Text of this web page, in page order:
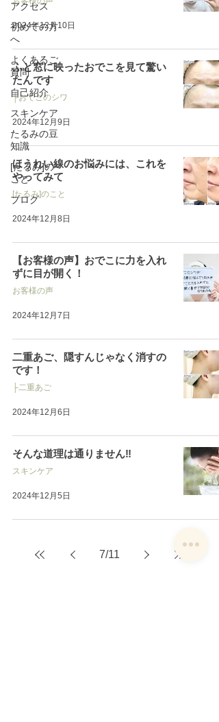
アクセス
初めての方
へ
よくあるご
質問
自己紹介
スキンケア
たるみの豆
知識
[たるみ]の
こと
ブログ
2024年12月10日
ふと窓に映ったおでこを見て驚い
たんです
├おでこのシワ
2024年12月9日
ほうれい線のお悩みには、これを
やってみて
[たるみ]のこと
2024年12月8日
【お客様の声】おでこに力を入れ
ずに目が開く！
お客様の声
2024年12月7日
二重あご、隠すんじゃなく消すの
です！
├二重あご
2024年12月6日
そんな道理は通りません‼︎
スキンケア
2024年12月5日
7/11